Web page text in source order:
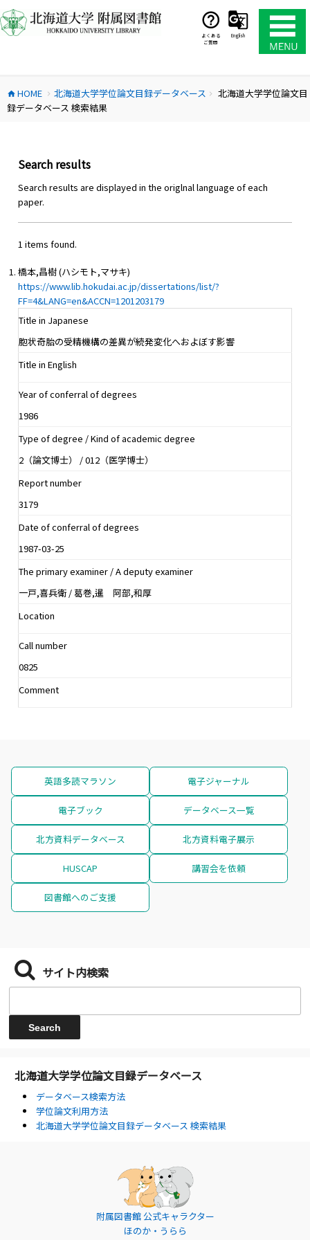
ン
テ
ス
キ
よくある
ご質問
English
home HOME chevron_right 北海道大学学位論文目録データベース chevron_right
北海道大学学位論文目
録データベース 検索結果
Search results
Search results are displayed in the origlnal language of each
paper.
1 items found.
橋本,昌樹 (ハシモト,マサキ)
https://www.lib.hokudai.ac.jp/dissertations/list/?
FF=4&LANG=en&ACCN=1201203179
Title in Japanese
胞状奇胎の受精機構の差異が続発変化へおよぼす影響
Title in English
Year of conferral of degrees
1986
Type of degree / Kind of academic degree
2（論文博士） / 012（医学博士）
Report number
3179
Date of conferral of degrees
1987-03-25
The primary examiner / A deputy examiner
一戸,喜兵衛 / 葛巻,暹 阿部,和厚
Location
Call number
0825
Comment
英語多読マラソン 電子ジャーナル
電子ブック データベース一覧
北方資料データベース 北方資料電子展示
HUSCAP 講習会を依頼
図書館へのご支援
サイト内検索
北海道大学学位論文目録データベース
データベース検索方法
学位論文利用方法
北海道大学学位論文目録データベース 検索結果
附属図書館 公式キャラクター
ほのか・うらら